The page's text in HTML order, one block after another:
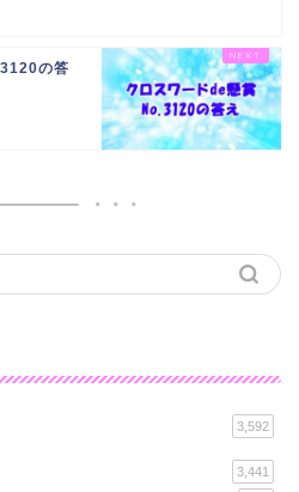
の答
3,592
3,441